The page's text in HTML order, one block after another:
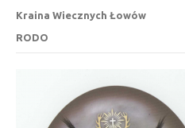
Kraina Wiecznych Łowów
RODO